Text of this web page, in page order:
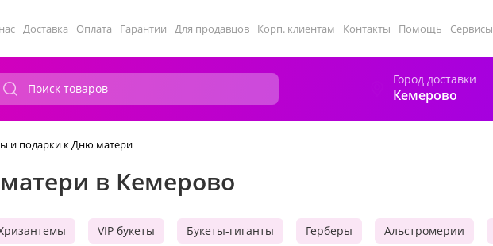
Доставка Оплата Гарантии Для продавцов Корп. клиентам Контакты Помощь Сервисы
Город доставки
Кемерово
и подарки к Дню матери
в Кемерово
VIP букеты Букеты-гиганты Герберы Альстромерии